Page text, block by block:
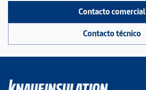
Contacto comercial
Contacto técnico